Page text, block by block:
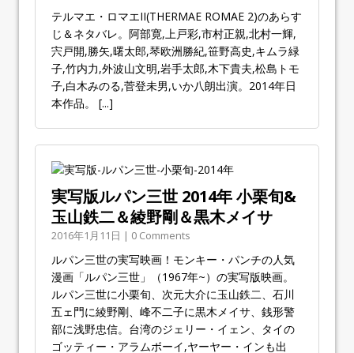
テルマエ・ロマエII(THERMAE ROMAE 2)のあらす
じ＆ネタバレ。阿部寛,上戸彩,市村正親,北村一輝,
宍戸開,勝矢,曙太郎,琴欧洲勝紀,笹野高史,キムラ緑
子,竹内力,外波山文明,岩手太郎,木下貴夫,松島トモ
子,白木みのる,菅登未男,いか八朗出演。2014年日
本作品。 [...]
実写版ルパン三世 2014年 小栗旬&
玉山鉄二＆綾野剛＆黒木メイサ
2016年1月11日 | 0 Comments
ルパン三世の実写映画！モンキー・パンチの人気
漫画「ルパン三世」（1967年~）の実写版映画。
ルパン三世に小栗旬、次元大介に玉山鉄二、石川
五ェ門に綾野剛、峰不二子に黒木メイサ、銭形警
部に浅野忠信。台湾のジェリー・イェン、タイの
ゴッティー・アラムボーイ,ヤーヤー・インも出